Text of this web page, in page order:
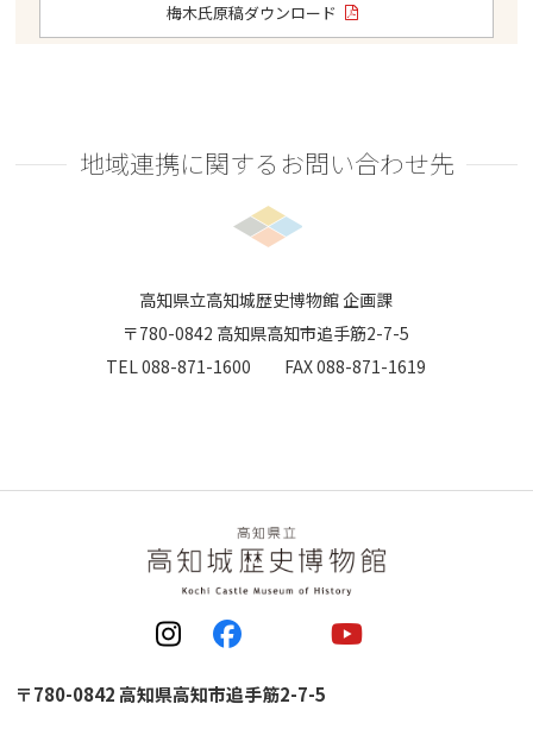
梅木氏原稿ダウンロード
地域連携に関するお問い合わせ先
高知県立高知城歴史博物館 企画課
〒780-0842 高知県高知市追手筋2-7-5
TEL 088-871-1600 FAX 088-871-1619
〒780-0842 高知県高知市追手筋2-7-5